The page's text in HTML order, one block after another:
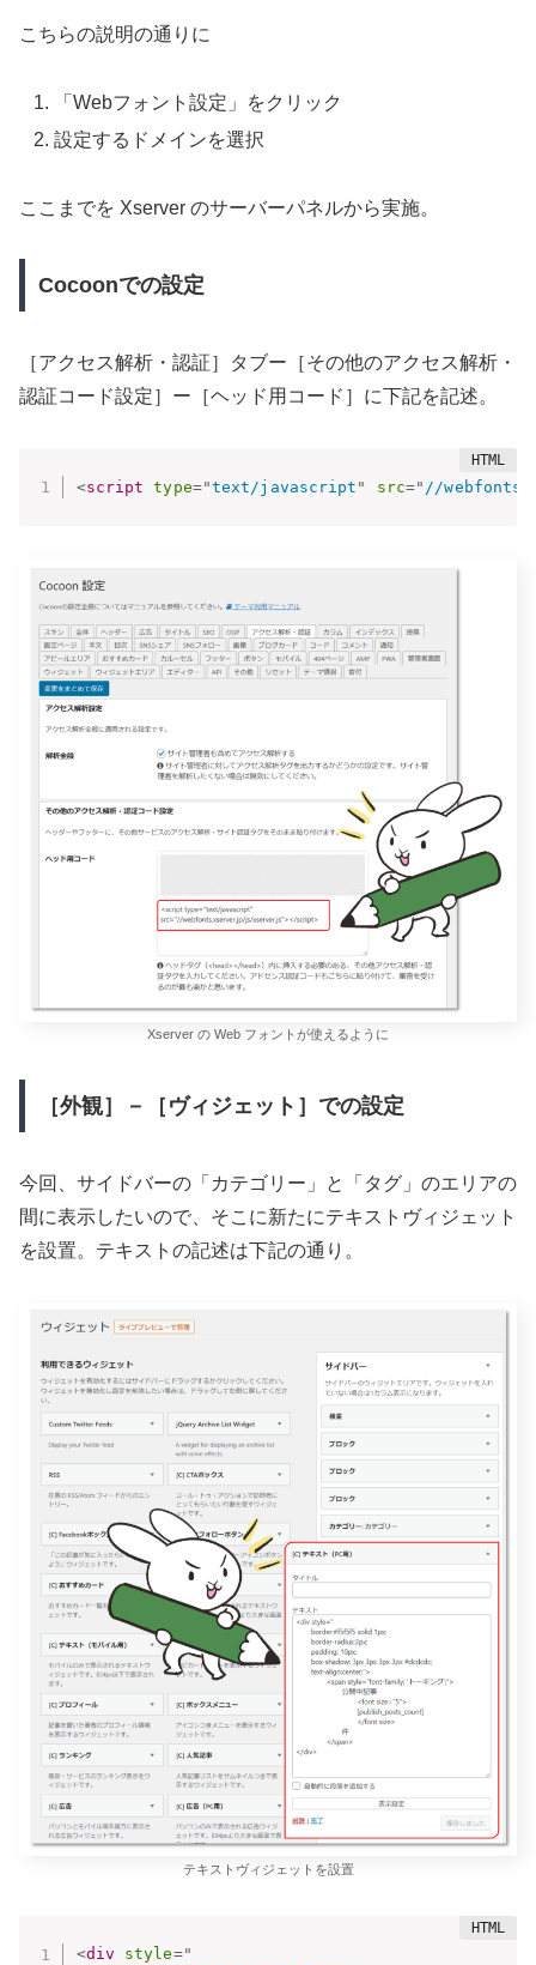
こちらの説明の通りに
「Webフォント設定」をクリック
設定するドメインを選択
ここまでを Xserver のサーバーパネルから実施。
Cocoonでの設定
［アクセス解析・認証］タブー［その他のアクセス解析・
認証コード設定］ー［ヘッド用コード］に下記を記述。
<script type="text/javascript " src=" //
Xserver の Web フォントが使えるように
［外観］－［ヴィジェット］での設定
今回、サイドバーの「カテゴリー」と「タグ」のエリアの
間に表示したいので、そこに新たにテキストヴィジェット
を設置。テキストの記述は下記の通り。
テキストヴィジェットを設置
<div style="